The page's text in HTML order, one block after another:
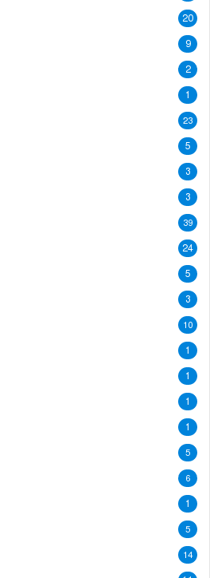
20
9
2
1
23
5
3
3
39
24
5
3
10
1
1
1
1
5
6
1
5
14